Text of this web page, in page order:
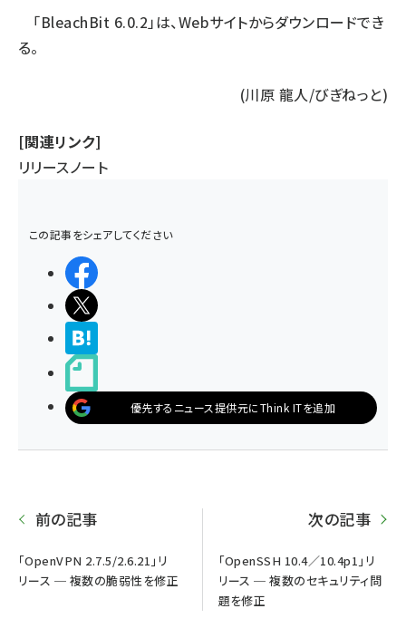
「BleachBit 6.0.2」は、Webサイトからダウンロードでき
る。
(川原 龍人/びぎねっと)
[関連リンク]
リリースノート
この記事をシェアしてください
優先するニュース提供元にThink ITを追加
前の記事
「OpenVPN 2.7.5/2.6.21」リ
リース ─ 複数の脆弱性を修正
次の記事
「OpenSSH 10.4／10.4p1」リ
リース ─ 複数のセキュリティ問
題を修正